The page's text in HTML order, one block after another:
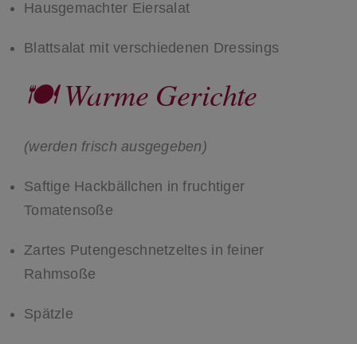
Hausgemachter Eiersalat
Blattsalat mit verschiedenen Dressings
🍽 Warme Gerichte
(werden frisch ausgegeben)
Saftige Hackbällchen in fruchtiger
Tomatensoße
Zartes Putengeschnetzeltes in feiner
Rahmsoße
Spätzle